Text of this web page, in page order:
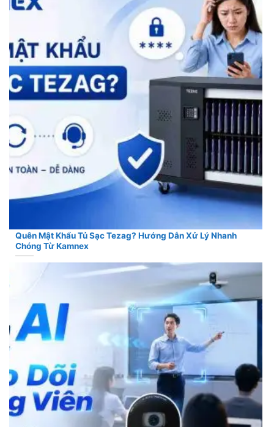
Quên Mật Khẩu Tủ Sạc Tezag? Hướng Dẫn Xử Lý Nhanh
Chóng Từ Kamnex